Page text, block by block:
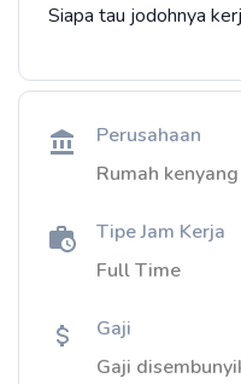
Siapa tau jodohnya
Perusahaan
Rumah
Tipe Jam Kerja
Full Time
Gaji
Gaji